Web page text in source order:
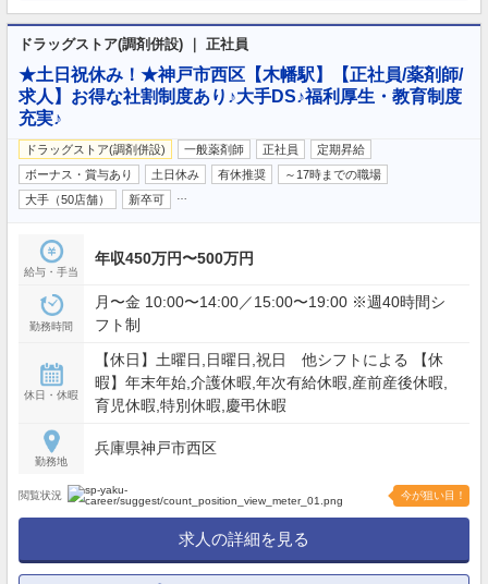
ドラッグストア(調剤併設) ｜ 正社員
★土日祝休み！★神戸市西区【木幡駅】【正社員/薬剤師/
求人】お得な社割制度あり♪大手DS♪福利厚生・教育制度
充実♪
ドラッグストア(調剤併設) 一般薬剤師 正社員
定期昇給
ボーナス・賞与あり
土日休み 有休推奨
～17時までの職場
大手（50店舗）
新卒可
給与・手当
年収450万円〜500万円
勤務時間
月〜金 10:00〜14:00／15:00〜19:00 ※週40時間シ
フト制
休日・休暇
【休日】土曜日,日曜日,祝日 他シフトによる 【休
暇】年末年始,介護休暇,年次有給休暇,産前産後休暇,
育児休暇,特別休暇,慶弔休暇
勤務地
兵庫県神戸市西区
閲覧状況 今が狙い目！
求人の詳細を見る